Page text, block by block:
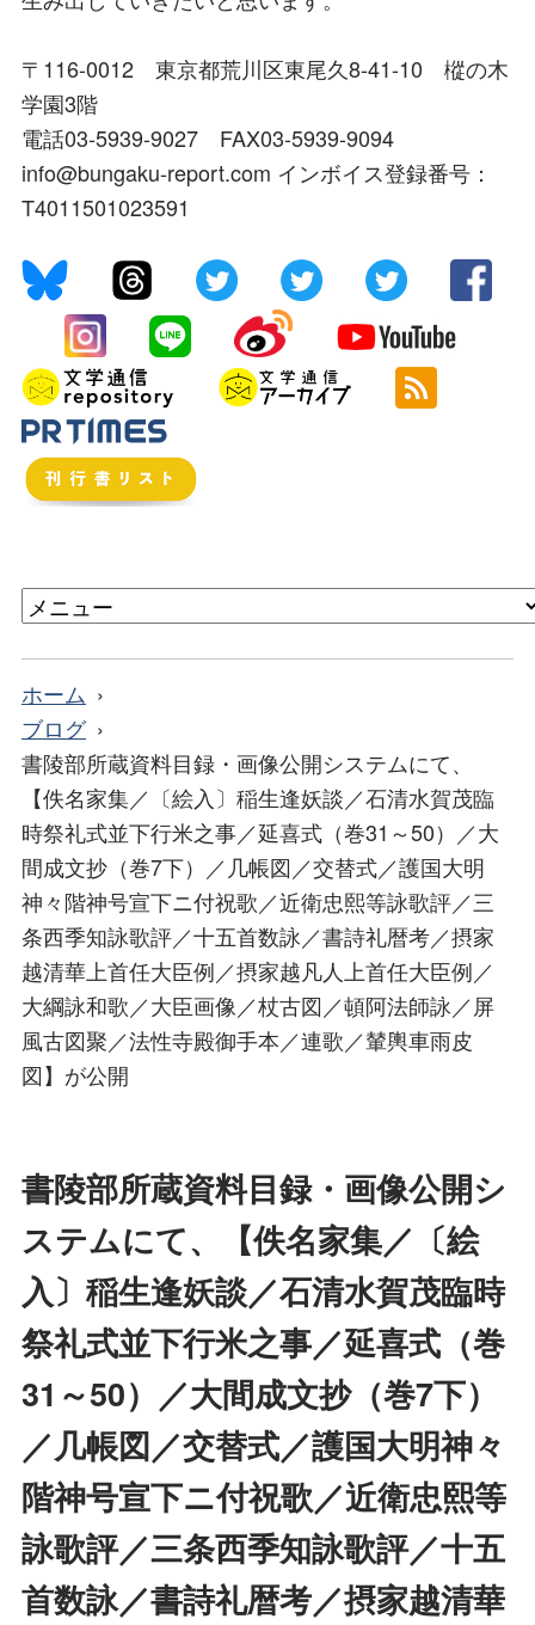
〒116-0012 東京都荒川区東尾久8-41-10 樅の木
学園3階
電話03-5939-9027 FAX03-5939-9094
info@bungaku-report.com インボイス登録番号：
T4011501023591
ホーム
ブログ
書陵部所蔵資料目録・画像公開システムにて、
【佚名家集／〔絵入〕稲生逢妖談／石清水賀茂臨
時祭礼式並下行米之事／延喜式（巻31～50）／大
間成文抄（巻7下）／几帳図／交替式／護国大明
神々階神号宣下ニ付祝歌／近衛忠熙等詠歌評／三
条西季知詠歌評／十五首数詠／書詩礼暦考／摂家
越清華上首任大臣例／摂家越凡人上首任大臣例／
大綱詠和歌／大臣画像／杖古図／頓阿法師詠／屏
風古図聚／法性寺殿御手本／連歌／輦輿車雨皮
図】が公開
書陵部所蔵資料目録・画像公開シ
ステムにて、【佚名家集／〔絵
入〕稲生逢妖談／石清水賀茂臨時
祭礼式並下行米之事／延喜式（巻
31～50）／大間成文抄（巻7下）
／几帳図／交替式／護国大明神々
階神号宣下ニ付祝歌／近衛忠熙等
詠歌評／三条西季知詠歌評／十五
首数詠／書詩礼暦考／摂家越清華